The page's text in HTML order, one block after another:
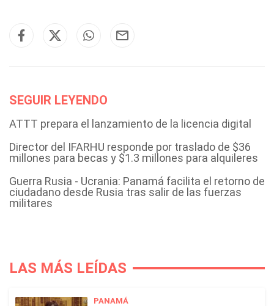
SEGUIR LEYENDO
ATTT prepara el lanzamiento de la licencia digital
Director del IFARHU responde por traslado de $36
millones para becas y $1.3 millones para alquileres
Guerra Rusia - Ucrania: Panamá facilita el retorno de
ciudadano desde Rusia tras salir de las fuerzas
militares
LAS MÁS LEÍDAS
PANAMÁ